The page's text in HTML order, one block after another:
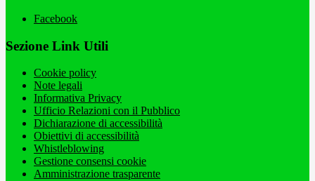
Facebook
Sezione Link Utili
Cookie policy
Note legali
Informativa Privacy
Ufficio Relazioni con il Pubblico
Dichiarazione di accessibilità
Obiettivi di accessibilità
Whistleblowing
Gestione consensi cookie
Amministrazione trasparente